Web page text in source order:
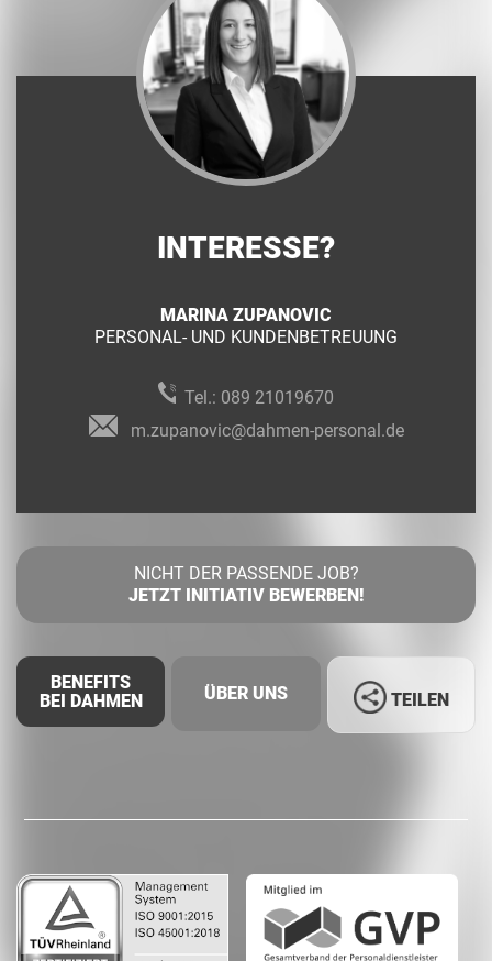
INTERESSE?
MARINA ZUPANOVIC
PERSONAL- UND KUNDENBETREUUNG
Tel.: 089 21019670
m.zupanovic@dahmen-personal.de
NICHT DER PASSENDE JOB?
JETZT INITIATIV BEWERBEN!
BENEFITS
BEI DAHMEN
ÜBER UNS
Whatsapp
TEILEN